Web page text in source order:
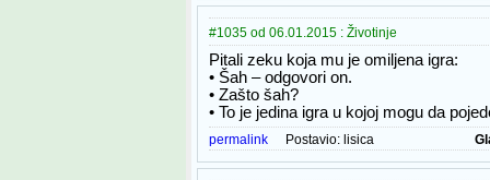
#1035 od 06.01.2015 : Životinje
Pitali zeku koja mu je omiljena igra:
• Šah – odgovori on.
• Zašto šah?
• To je jedina igra u kojoj mogu da
permalink Postavio: lisica